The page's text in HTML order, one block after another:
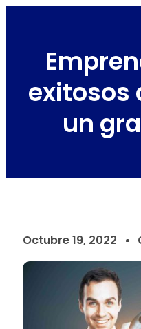
exitosos
un
Octubre 19, 2022